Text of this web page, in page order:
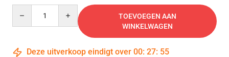
TOEVOEGEN AAN
WINKELWAGEN
Deze uitverkoop eindigt over 00: 27: 54